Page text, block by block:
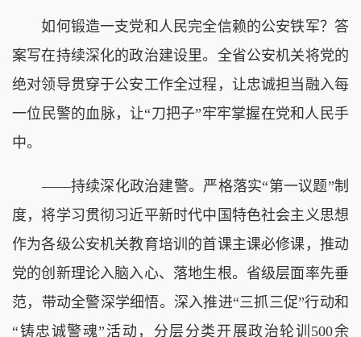
如何锻造一支党和人民完全信赖的公安铁军？答
案写在持续深化的政治建设里。全省公安机关将党的
绝对领导贯穿于公安工作全过程，让忠诚担当融入每
一位民警的血脉，让“刀把子”牢牢掌握在党和人民手
中。
——持续深化政治建警。严格落实“第一议题”制
度，将学习贯彻习近平新时代中国特色社会主义思想
作为各级公安机关教育培训的首课主课必修课，推动
党的创新理论入脑入心、落地生根。省级层面率先垂
范，带动全警深学细悟。深入推进“三抓三促”行动和
“铸忠诚警魂”活动，分层分类开展政治轮训500余